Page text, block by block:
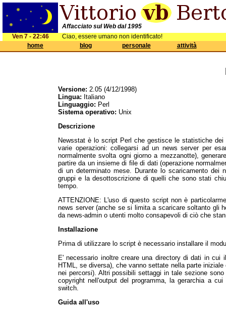
Affacciato sul Web dal 1995
Ven 7 - 22:46
Ciao, essere umano non identificato!
home
blog personale attività
Versione: 2.05 (4/12/1998)
Lingua: Italiano
Linguaggio: Perl
Sistema operativo: Unix
Descrizione
Newsstat è lo script Perl che gestisce le statistiche
varie operazioni: collegarsi ad un news server per
normalmente svolta ogni giorno a mezzanotte),
partire da un insieme di file di dati (operazione
di un determinato mese. Durante lo scaricamento dei
gruppi e la desottoscrizione di quelli che sono stati
tempo.
ATTENZIONE: L'uso di questo script non è
news server (anche se si limita a scaricare soltanto gli
da news-admin o utenti molto consapevoli di ciò che
Installazione
Prima di utilizzare lo script è necessario installare il
E' necessario inoltre creare una directory di dati in cui
HTML, se diversa), che vanno settate nella parte
nei percorsi). Altri possibili settaggi in tale sezione
copyright nell'output del programma, la gerarchia a
switch.
Guida all'uso